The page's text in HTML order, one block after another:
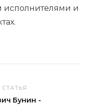
исполнителями и
Бунин -